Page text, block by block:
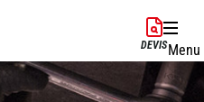
DEVISMenu